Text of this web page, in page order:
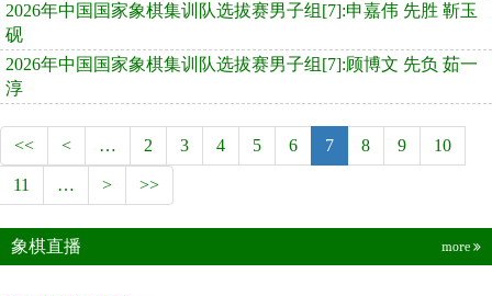
2026年中国国家象棋集训队选拔赛男子组[7]:申嘉伟 先胜 靳玉
砚
2026年中国国家象棋集训队选拔赛男子组[7]:顾博文 先负 茹一
淳
<< < … 2 3 4 5 6 7 8 9 10
11 … > >>
象棋直播 more